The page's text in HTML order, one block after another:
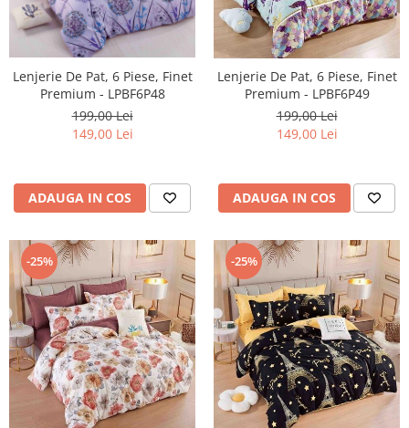
Lenjerie De Pat, 6 Piese, Finet
Premium - LPBF6P48
199,00 Lei
149,00 Lei
ADAUGA IN COS
Lenjerie De Pat, 6 Piese, Finet
Premium - LPBF6P49
199,00 Lei
149,00 Lei
ADAUGA IN COS
-25% -25%